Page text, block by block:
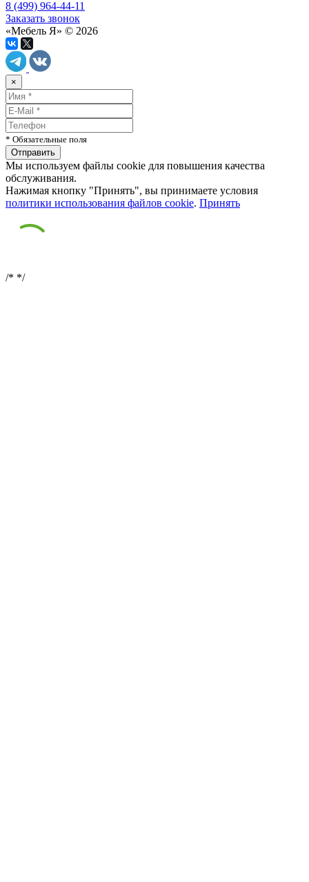
8 (499) 964-44-11
Заказать звонок
«Мебель Я» © 2026
×
* Обязательные поля
Мы используем файлы cookie для повышения качества
обслуживания.
Нажимая кнопку "Принять", вы принимаете условия
политики использования файлов cookie. Принять
/* */